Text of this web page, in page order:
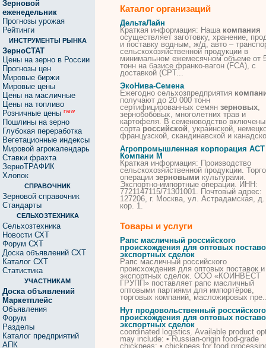
Зерновой
еженедельник
Прогнозы урожая
Рейтинги
ИНСТРУМЕНТЫ РЫНКА
ЗерноСТАТ
Цены на зерно в России
Прогнозы цен
Мировые биржи
Мировые цены
Цены на масличные
Цены на топливо
Розничные цены new
Пошлины на зерно
Глубокая переработка
Вегетационные индексы
Мировой агрокалендарь
Ставки фрахта
ЗерноТРАФИК
Хлопок
СПРАВОЧНИК
Зерновой справочник
Стандарты
СЕЛЬХОЗТЕХНИКА
Сельхозтехника
Новости СХТ
Форум СХТ
Доска объявлений СХТ
Каталог СХТ
Статистика
УЧАСТНИКАМ
Доска объявлений
Маркетплейс
Объявления
Форум
Разделы
Каталог предприятий
АПК
Каталог организаций
ДельтаЛайн
Краткая информация: Наша компания
осуществляет заготовку, хранение,
и поставку водным, ж/д, авто –
сельскохозяйственной продукции в
минимальном ежемесячном объеме от
тонн на базисе франко-вагон (FCA), с
доставкой (CPT...
ЭкоНива-Семена
Ежегодно сельхозпредприятия
получают до 20 000 тонн
сертифицированных семян зерновых,
зернобобовых, многолетних трав и
картофеля. В семеноводство включены
сортароссийской, украинской,
французской, скандинавской и
Агропромышленная корпорация АСТ
Компани М
Краткая информация: Производство
сельскохозяйственной продукции.
операции зерновыми культурами.
Экспортно-импортные операции. ИНН:
7721147115/71301001. Почтовый адрес:
127206, г. Москва, ул. Астрадамская,
кор. 1.
Товары и услуги
Рапс масличный российского
происхождения для оптовых
экспортных сделок
Рапс масличный российского
происхождения для оптовых поставок и
экспортных сделок. ООО «КОИНВЕСТ
ГРУПП» поставляет рапс масличный
оптовыми партиями для импортёров,
торговых компаний, масложировых
Нут продовольственный российского
происхождения для оптовых
экспортных сделок
coordinated logistics. Available product
may include: • Russian-origin food-grade
chickpeas; • chickpeas for food